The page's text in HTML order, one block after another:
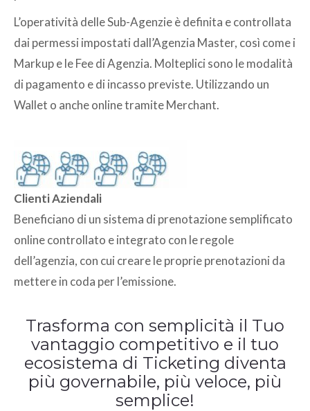
L’operatività delle Sub-Agenzie è definita e controllata
dai permessi impostati dall’Agenzia Master, così come i
Markup e le Fee di Agenzia. Molteplici sono le modalità
di pagamento e di incasso previste. Utilizzando un
Wallet o anche online tramite Merchant.
Clienti Aziendali
Beneficiano di un sistema di prenotazione semplificato
online controllato e integrato con le regole
dell’agenzia, con cui creare le proprie prenotazioni da
mettere in coda per l’emissione.
Trasforma con semplicità il Tuo
vantaggio competitivo e il tuo
ecosistema di Ticketing diventa
più governabile, più veloce, più
semplice!